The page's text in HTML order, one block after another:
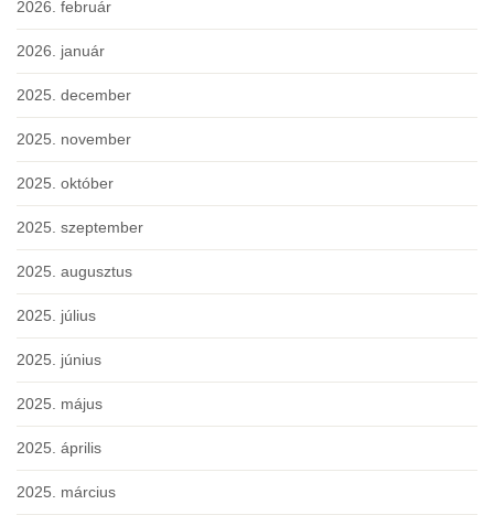
2026. február
2026. január
2025. december
2025. november
2025. október
2025. szeptember
2025. augusztus
2025. július
2025. június
2025. május
2025. április
2025. március